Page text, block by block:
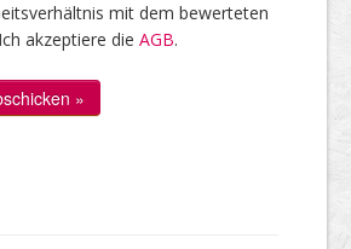
mit dem bewerteten
akzeptiere die AGB.